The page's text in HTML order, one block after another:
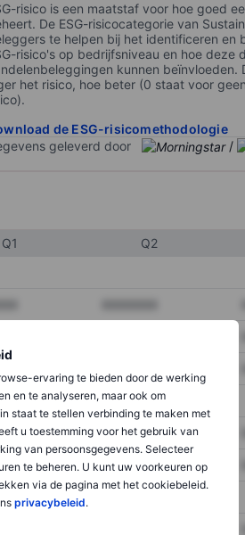
ervaring te bieden door de werking
en te analyseren, maar ook om
staat te stellen verbinding te maken met
u toestemming voor het gebruik van
van persoonsgegevens. Selecteer
te beheren. U kunt uw voorkeuren op
via de pagina met het cookiebeleid.
privacybeleid.
risico is een maatstaf voor hoe goed
De ESG-risicocategorie van
te helpen bij het identificeren en
risico's op bedrijfsniveau en hoe deze
kunnen beïnvloeden.
het risico, hoe beter (0 staat voor
de ESG-risicomethodologie
geleverd door
/
Q1 Q2
XXXXXXX
XXXXXXX